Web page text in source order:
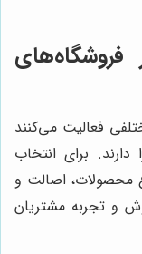
فروشگاه‌های
فعالیت می‌کنند
برای انتخاب
محصولات، اصالت و
و تجربه مشتریان